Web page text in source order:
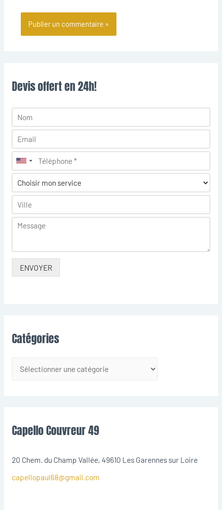
Devis offert en 24h!
ENVOYER
Catégories
Capello Couvreur 49
20 Chem. du Champ Vallée, 49610 Les Garennes sur Loire
capellopaul68@gmail.com